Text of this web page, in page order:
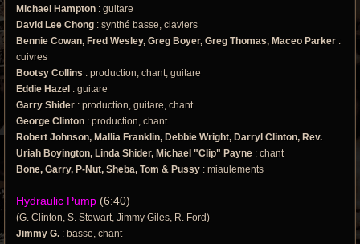
Michael Hampton : guitare
David Lee Chong : synthé basse, claviers
Bennie Cowan, Fred Wesley, Greg Boyer, Greg Thomas, Maceo Parker :
cuivres
Bootsy Collins : production, chant, guitare
Eddie Hazel : guitare
Garry Shider : production, guitare, chant
George Clinton : production, chant
Robert Johnson, Mallia Franklin, Debbie Wright, Darryl Clinton, Rev.
Uriah Boyington, Linda Shider, Michael "Clip" Payne : chant
Bone, Garry, P-Nut, Sheba, Tom & Pussy : miaulements
Hydraulic Pump (6:40)
(G. Clinton, S. Stewart, Jimmy Giles, R. Ford)
Jimmy G. : basse, chant